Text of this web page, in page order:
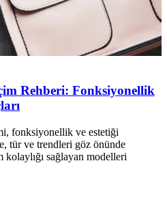
Rehberi: Fonksiyonellik
fonksiyonellik ve estetiği
tür ve trendleri göz önünde
kolaylığı sağlayan modelleri